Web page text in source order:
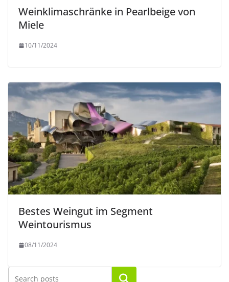
Weinklimaschränke in Pearlbeige von
Miele
10/11/2024
Bestes Weingut im Segment
Weintourismus
08/11/2024
Suchen